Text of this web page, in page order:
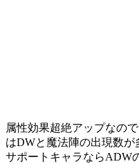
属性効果超絶アップなの
はDWと魔法陣の出現数が
サポートキャラならADW